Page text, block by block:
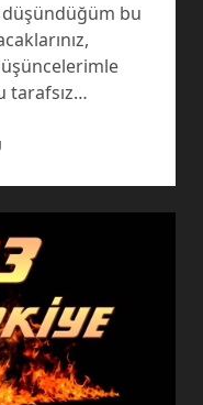
düşündüğüm bu
tarafsız…
1